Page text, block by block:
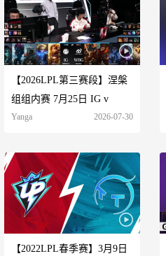
【2026LPL第三赛段】涅槃
组组内赛 7月25日 IG v
Yanga 2026-07-30
【2022LPL春季赛】3月9日